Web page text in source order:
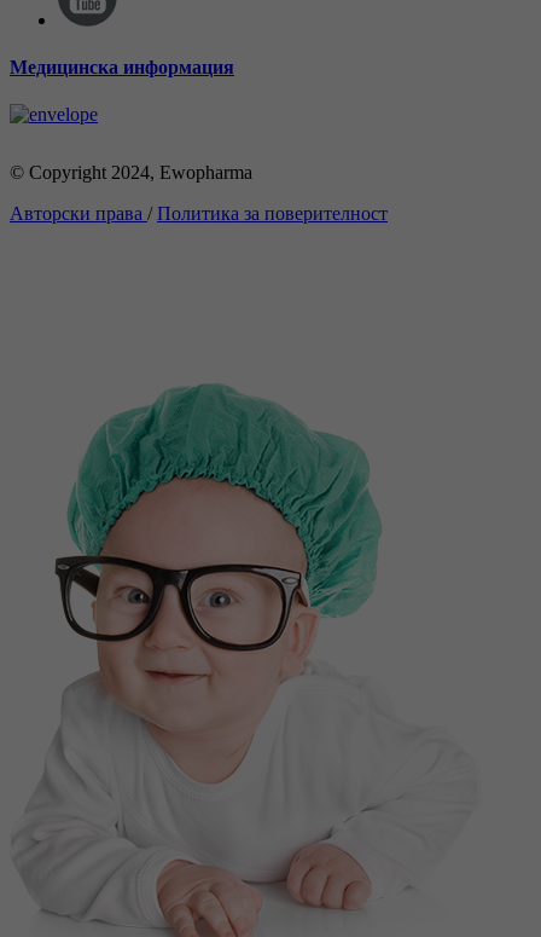
Медицинска информация
© Copyright 2024, Ewopharma
Авторски права /Политика за поверителност